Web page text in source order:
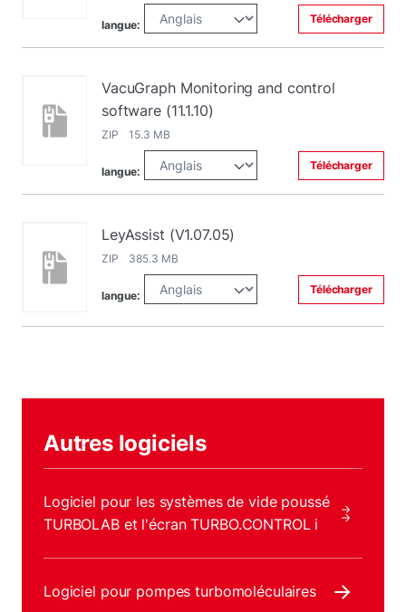
langue: Télécharger
VacuGraph Monitoring and control
software (11.1.10)
ZIP 15.3 MB
langue: Télécharger
LeyAssist (V1.07.05)
ZIP 385.3 MB
langue: Télécharger
Autres logiciels
Logiciel pour les systèmes de vide poussé
TURBOLAB et l'écran TURBO.CONTROL i
Logiciel pour pompes turbomoléculaires